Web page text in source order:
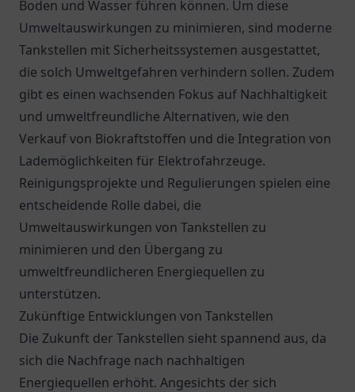
Boden und Wasser führen können. Um diese
Umweltauswirkungen zu minimieren, sind moderne
Tankstellen mit Sicherheitssystemen ausgestattet,
die solch Umweltgefahren verhindern sollen. Zudem
gibt es einen wachsenden Fokus auf Nachhaltigkeit
und umweltfreundliche Alternativen, wie den
Verkauf von Biokraftstoffen und die Integration von
Lademöglichkeiten für Elektrofahrzeuge.
Reinigungsprojekte und Regulierungen spielen eine
entscheidende Rolle dabei, die
Umweltauswirkungen von Tankstellen zu
minimieren und den Übergang zu
umweltfreundlicheren Energiequellen zu
unterstützen.
Zukünftige Entwicklungen von Tankstellen
Die Zukunft der Tankstellen sieht spannend aus, da
sich die Nachfrage nach nachhaltigen
Energiequellen erhöht. Angesichts der sich